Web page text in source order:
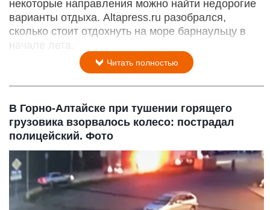
некоторые направления можно найти недорогие
варианты отдыха. Altapress.ru разобрался,
сколько стоит отдохнуть на море барнаульцу в
начале лета.
Читать полностью
В Горно-Алтайске при тушении горящего
грузовика взорвалось колесо: пострадал
полицейский. Фото